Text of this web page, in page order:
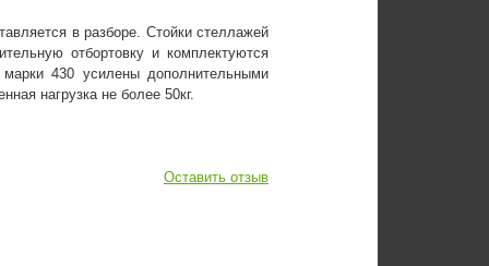
в разборе. Стойки стеллажей
отбортовку и комплектуются
430 усилены дополнительными
нагрузка не более 50кг.
Оставить отзыв